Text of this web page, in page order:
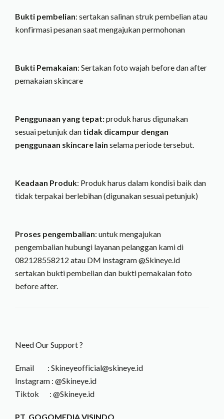
Bukti pembelian: sertakan salinan struk pembelian atau
konfirmasi pesanan saat mengajukan permohonan
Bukti Pemakaian: Sertakan foto wajah before dan after
pemakaian skincare
Penggunaan yang tepat:produk harus digunakan
sesuai petunjuk dan tidak dicampur dengan
penggunaan skincare lain selama periode tersebut.
Keadaan Produk: Produk harus dalam kondisi baik dan
tidak terpakai berlebihan (digunakan sesuai petunjuk)
Proses pengembalian: untuk mengajukan
pengembalian hubungi layanan pelanggan kami di
082128558212 atau DM instagram @‌Skineye.id
sertakan bukti pembelian dan bukti pemakaian foto
before after.
Need Our Support ?
Email : Skineyeofficial@skineye.id
Instagram : @Skineye.id
Tiktok : @Skineye.id
PT. GOGOMEDIA VISINDO